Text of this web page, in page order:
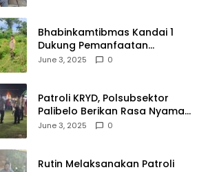
Bhabinkamtibmas Kandai 1
Dukung Pemanfaatan
Pekarangan untuk Ketahanan
June 3, 2025 0
Patroli KRYD, Polsubsektor
Palibelo Berikan Rasa Nyaman
Bagi Masyarakat dan
June 3, 2025 0
Rutin Melaksanakan Patroli